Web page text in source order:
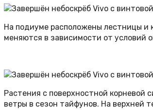
На подиуме расположены лестницы
меняются в зависимости от условий
Растения с поверхностной корневой
ветры в сезон тайфунов. На верхней